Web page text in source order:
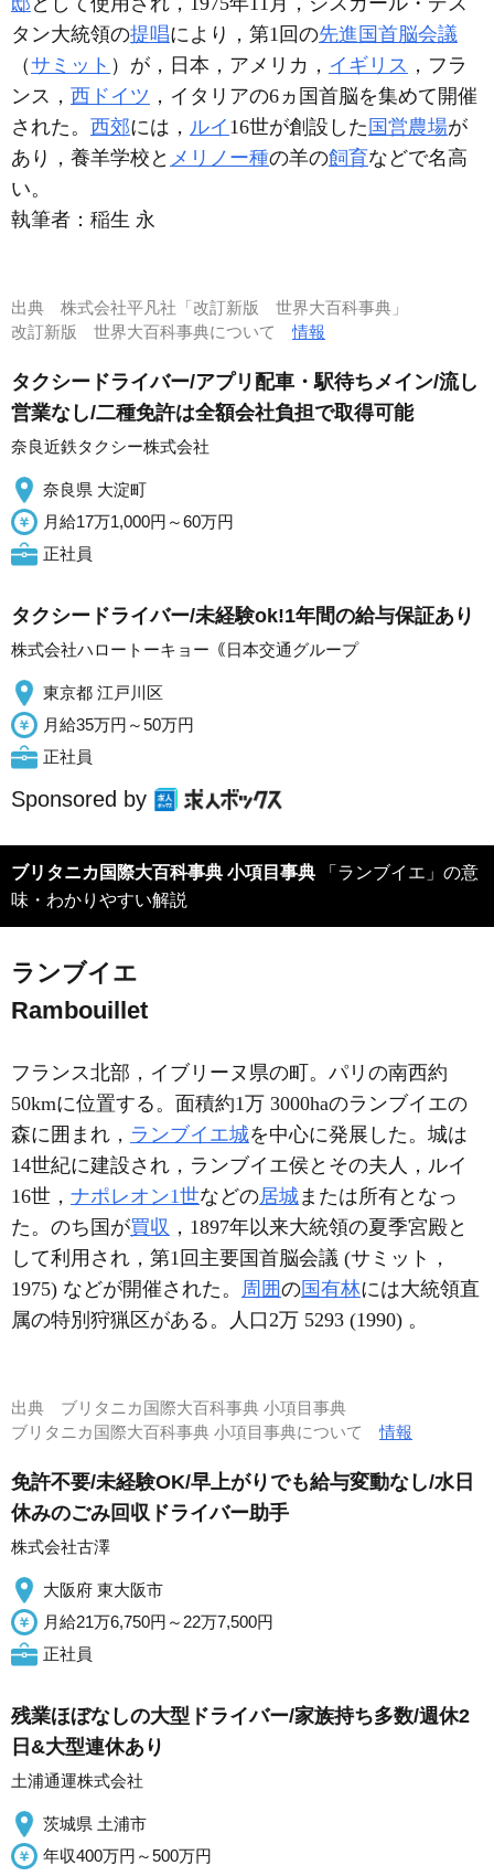
タン大統領の提唱により，第1回の先進国首脳会議
（サミット ）が，日本，アメリカ， イギリス ，フラ
ンス， 西ドイツ ，イタリアの6ヵ国首脳を集めて開催
された。 西郊には， ルイ 16世が創設した 国営農場が
あり，養羊学校と メリノー種の羊の飼育などで名高
い。
執筆者： 稲生 永
出典 株式会社平凡社「改訂新版 世界大百科事典」
改訂新版 世界大百科事典について情報
タクシードライバー/アプリ配車・駅待ちメイン/流し
営業なし/二種免許は全額会社負担で取得可能
奈良近鉄タクシー株式会社
奈良県 大淀町
月給17万1,000円～60万円
正社員
タクシードライバー/未経験ok!1年間の給与保証あり
株式会社ハロートーキョー｟日本交通グループ
東京都 江戸川区
月給35万円～50万円
正社員
Sponsored by
ブリタニカ国際大百科事典 小項目事典 「ランブイエ」の意
味・わかりやすい解説
ランブイエ
Rambouillet
フランス北部，イブリーヌ県の町。パリの南西約
50kmに位置する。面積約1万 3000haのランブイエの
森に囲まれ， ランブイエ城を中心に発展した。城は
14世紀に建設され，ランブイエ侯とその夫人，ルイ
16世， ナポレオン1世などの居城 または所有となっ
た。のち国が買収 ，1897年以来大統領の夏季宮殿と
して利用され，第1回主要国首脳会議 (サミット，
1975) などが開催された。 周囲の国有林には大統領直
属の特別狩猟区がある。人口2万 5293 (1990) 。
出典 ブリタニカ国際大百科事典 小項目事典
ブリタニカ国際大百科事典 小項目事典について情報
免許不要/未経験OK/早上がりでも給与変動なし/水日
休みのごみ回収ドライバー助手
株式会社古澤
大阪府 東大阪市
月給21万6,750円～22万7,500円
正社員
残業ほぼなしの大型ドライバー/家族持ち多数/週休2
日&大型連休あり
土浦通運株式会社
茨城県 土浦市
年収400万円～500万円